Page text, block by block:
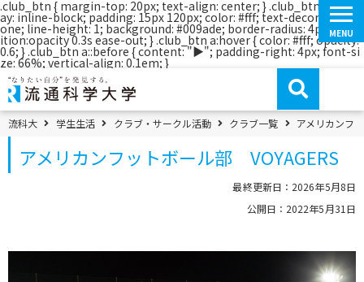
.club_btn { margin-top: 20px; text-align: center; } .club_btn a { displ
ay: inline-block; padding: 15px 120px; color: #fff; text-decoration: n
one; line-height: 1; background: #009ade; border-radius: 4px; trans
ition:opacity 0.3s ease-out; } .club_btn a:hover { color: #fff; opacity:
0.6; } .club_btn a::before { content: "▶"; padding-right: 4px; font-si
ze: 66%; vertical-align: 0.1em; }コ
ツ
へ
移
MENU
パンくずメニュー
流科大 学生生活 クラブ・サークル活動 クラブ一覧 アメリカンフ
アメリカンフットボール部 VOYAGERS
最終更新日：2026年5月8日
公開日：2022年5月31日